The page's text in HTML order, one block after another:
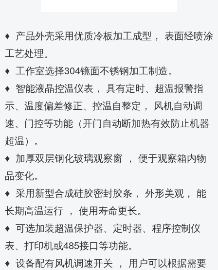
♦ 产品外壳采用优质冷板加工成型， 表面经喷涂
工艺处理。
♦ 工作室选择304镜面不锈钢加工制造。
♦ 智能液晶控温仪表， 具有定时、超温报警指
示、温度偏差修正、控温自整定， 风机自动调
速、门控等功能（开门自动断加热有效防止机器
超温）。
♦ 加厚双层钢化玻璃观察窗 ， 便于观察箱内物
品变化。
♦ 采用新型合成硅胶密封胶条， 外形美观， 能
长期高温运行 ， 使用寿命更长。
♦ 可选加装超温保护器、定时器、程序控制仪
表、打印机或485接口等功能。
♦ 设备配有风机调速开关 ， 用户可以根据需要